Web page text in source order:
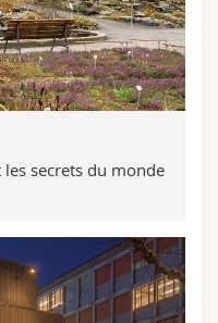
secrets du monde